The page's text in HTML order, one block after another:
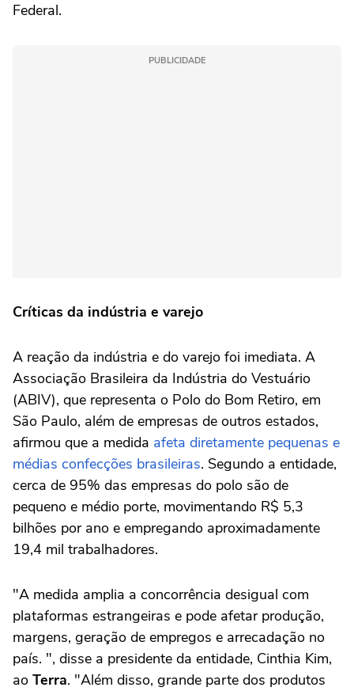
Federal.
PUBLICIDADE
Críticas da indústria e varejo
A reação da indústria e do varejo foi imediata. A
Associação Brasileira da Indústria do Vestuário
(ABIV), que representa o Polo do Bom Retiro, em
São Paulo, além de empresas de outros estados,
afirmou que a medida afeta diretamente pequenas e
médias confecções brasileiras. Segundo a entidade,
cerca de 95% das empresas do polo são de
pequeno e médio porte, movimentando R$ 5,3
bilhões por ano e empregando aproximadamente
19,4 mil trabalhadores.
"A medida amplia a concorrência desigual com
plataformas estrangeiras e pode afetar produção,
margens, geração de empregos e arrecadação no
país. ", disse a presidente da entidade, Cinthia Kim,
ao Terra. "Além disso, grande parte dos produtos